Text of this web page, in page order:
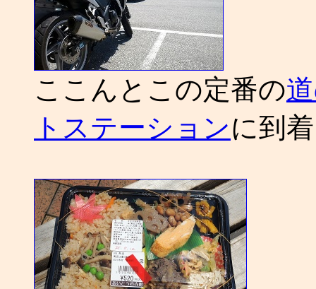
ここんとこの定番の
トステーションに到